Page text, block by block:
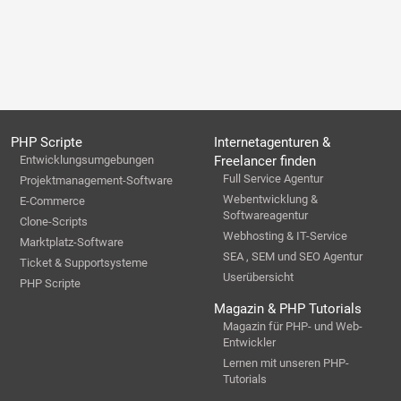
PHP Scripte
Entwicklungsumgebungen
Projektmanagement-Software
E-Commerce
Clone-Scripts
Marktplatz-Software
Ticket & Supportsysteme
PHP Scripte
Internetagenturen &
Freelancer finden
Full Service Agentur
Webentwicklung &
Softwareagentur
Webhosting & IT-Service
SEA , SEM und SEO Agentur
Userübersicht
Magazin & PHP Tutorials
Magazin für PHP- und Web-
Entwickler
Lernen mit unseren PHP-
Tutorials